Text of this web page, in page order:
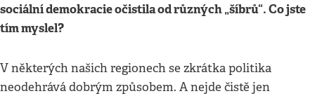
sociální demokracie očistila od různých „šíbrů“. Co jste
tím myslel?
V některých našich regionech se zkrátka politika
neodehrává dobrým způsobem. A nejde čistě jen